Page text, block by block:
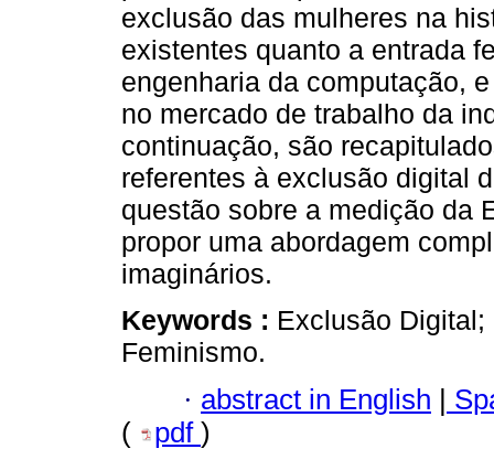
exclusão das mulheres na
existentes quanto a entrada
engenharia da computação,
no mercado de trabalho da
continuação, são
referentes à exclusão digital
questão sobre a medição da
propor uma abordagem
imaginários.
Keywords : Exclusão
Feminismo.
· abstract in English |
(
pdf )